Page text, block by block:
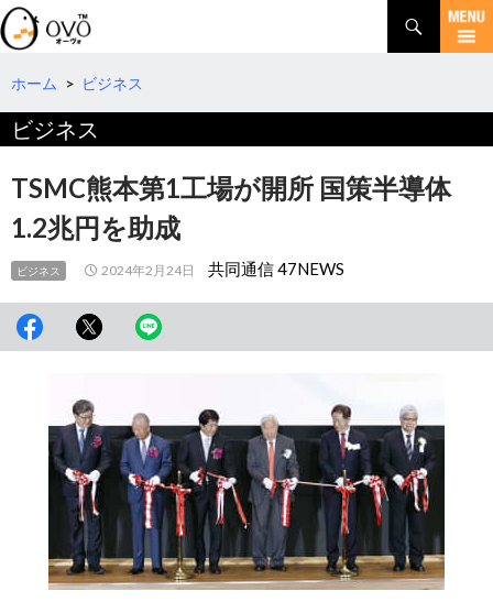
検
索
コ
テ
へ
移
ホーム > ビジネス
ビジネス
TSMC熊本第1工場が開所 国策半導体
1.2兆円を助成
ビジネス 2024年2月24日 共同通信 47NEWS